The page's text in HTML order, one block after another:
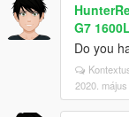
G7
Do you
2020. május